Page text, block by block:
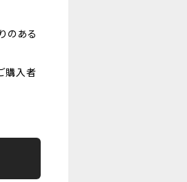
のある
購入者